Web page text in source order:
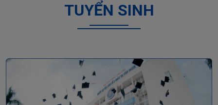
TUYỂN SINH